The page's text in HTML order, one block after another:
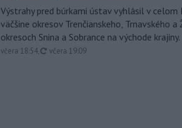
Výstrahy pred búrkami ústav vyhlásil v
väčšine okresov Trenčianskeho, Trnavského a
okresoch Snina a Sobrance na východe krajiny.
včera 18:54, aktualizované
včera 19:09